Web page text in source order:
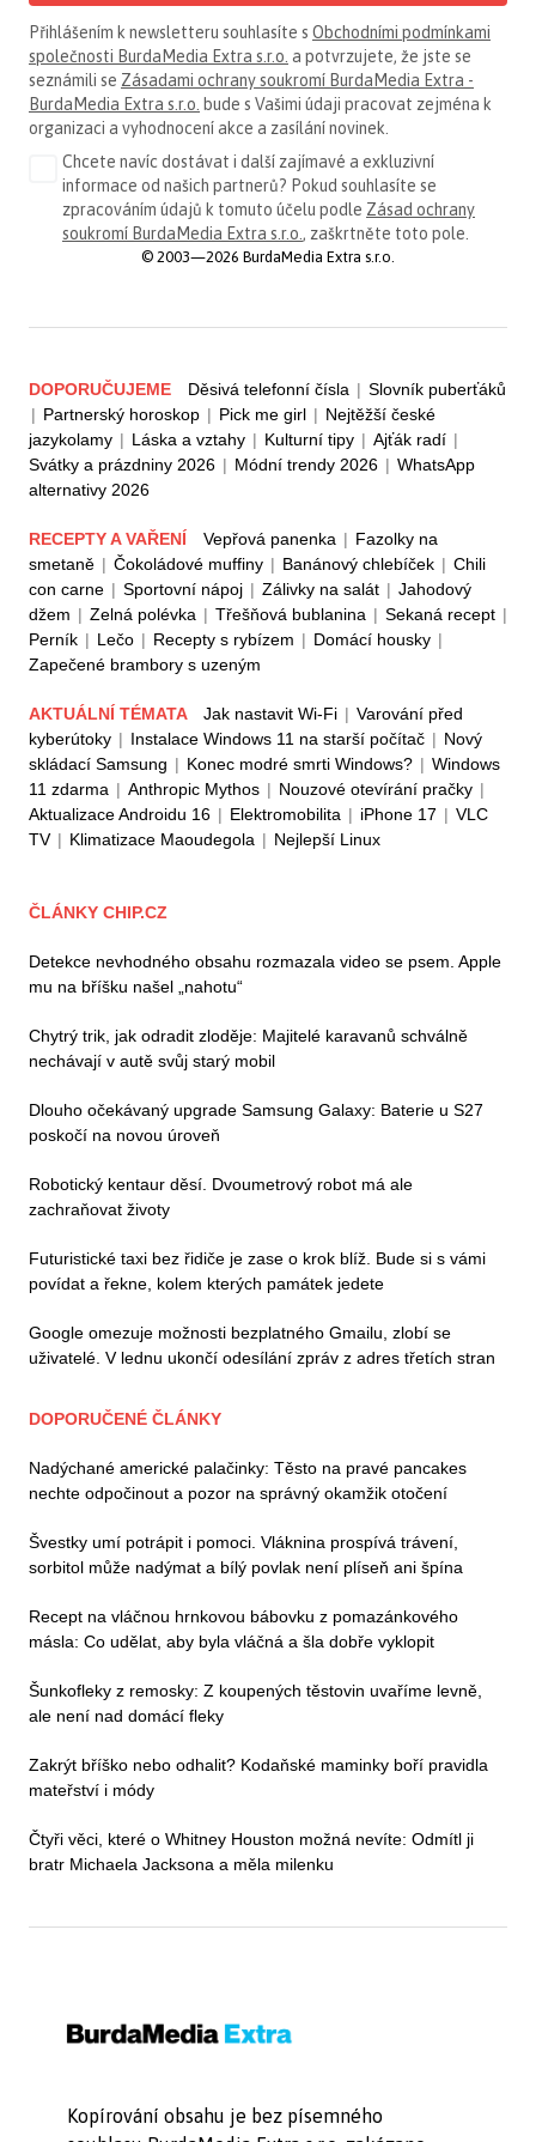
Přihlášením k newsletteru souhlasíte s Obchodními podmínkami
společnosti BurdaMedia Extra s.r.o. a potvrzujete, že jste se
seznámili se Zásadami ochrany soukromí BurdaMedia Extra -
BurdaMedia Extra s.r.o. bude s Vašimi údaji pracovat zejména k
organizaci a vyhodnocení akce a zasílání novinek.
Chcete navíc dostávat i další zajímavé a exkluzivní
informace od našich partnerů? Pokud souhlasíte se
zpracováním údajů k tomuto účelu podle Zásad ochrany
soukromí BurdaMedia Extra s.r.o., zaškrtněte toto pole.
© 2003—2026 BurdaMedia Extra s.r.o.
DOPORUČUJEME Děsivá telefonní čísla | Slovník puberťáků
| Partnerský horoskop | Pick me girl | Nejtěžší české
jazykolamy | Láska a vztahy | Kulturní tipy | Ajťák radí |
Svátky a prázdniny 2026 | Módní trendy 2026 | WhatsApp
alternativy 2026
RECEPTY A VAŘENÍ Vepřová panenka | Fazolky na
smetaně | Čokoládové muffiny | Banánový chlebíček | Chili
con carne | Sportovní nápoj | Zálivky na salát | Jahodový
džem | Zelná polévka | Třešňová bublanina | Sekaná recept |
Perník | Lečo | Recepty s rybízem | Domácí housky |
Zapečené brambory s uzeným
AKTUÁLNÍ TÉMATA Jak nastavit Wi-Fi | Varování před
kyberútoky | Instalace Windows 11 na starší počítač | Nový
skládací Samsung | Konec modré smrti Windows? | Windows
11 zdarma | Anthropic Mythos | Nouzové otevírání pračky |
Aktualizace Androidu 16 | Elektromobilita | iPhone 17 | VLC
TV | Klimatizace Maoudegola | Nejlepší Linux
ČLÁNKY CHIP.CZ
Detekce nevhodného obsahu rozmazala video se psem. Apple
mu na bříšku našel „nahotu“
Chytrý trik, jak odradit zloděje: Majitelé karavanů schválně
nechávají v autě svůj starý mobil
Dlouho očekávaný upgrade Samsung Galaxy: Baterie u S27
poskočí na novou úroveň
Robotický kentaur děsí. Dvoumetrový robot má ale
zachraňovat životy
Futuristické taxi bez řidiče je zase o krok blíž. Bude si s vámi
povídat a řekne, kolem kterých památek jedete
Google omezuje možnosti bezplatného Gmailu, zlobí se
uživatelé. V lednu ukončí odesílání zpráv z adres třetích stran
DOPORUČENÉ ČLÁNKY
Nadýchané americké palačinky: Těsto na pravé pancakes
nechte odpočinout a pozor na správný okamžik otočení
Švestky umí potrápit i pomoci. Vláknina prospívá trávení,
sorbitol může nadýmat a bílý povlak není plíseň ani špína
Recept na vláčnou hrnkovou bábovku z pomazánkového
másla: Co udělat, aby byla vláčná a šla dobře vyklopit
Šunkofleky z remosky: Z koupených těstovin uvaříme levně,
ale není nad domácí fleky
Zakrýt bříško nebo odhalit? Kodaňské maminky boří pravidla
mateřství i módy
Čtyři věci, které o Whitney Houston možná nevíte: Odmítl ji
bratr Michaela Jacksona a měla milenku
Kopírování obsahu je bez písemného